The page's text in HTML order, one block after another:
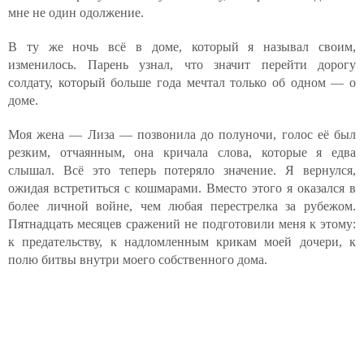
мне не один одолжение.
В ту же ночь всё в доме, который я называл своим,
изменилось. Парень узнал, что значит перейти дорогу
солдату, который больше года мечтал только об одном — о
доме.
Моя жена — Лиза — позвонила до полуночи, голос её был
резким, отчаянным, она кричала слова, которые я едва
слышал. Всё это теперь потеряло значение. Я вернулся,
ожидая встретиться с кошмарами. Вместо этого я оказался в
более личной войне, чем любая перестрелка за рубежом.
Пятнадцать месяцев сражений не подготовили меня к этому:
к предательству, к надломленным крикам моей дочери, к
полю битвы внутри моего собственного дома.